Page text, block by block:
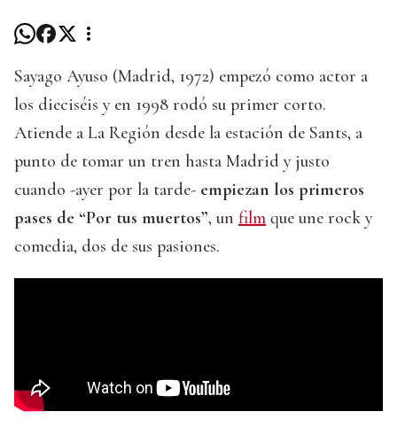
Sayago Ayuso (Madrid, 1972) empezó como actor a
los dieciséis y en 1998 rodó su primer corto.
Atiende a La Región desde la estación de Sants, a
punto de tomar un tren hasta Madrid y justo
cuando -ayer por la tarde- empiezan los primeros
pases de “Por tus muertos”, un film que une rock y
comedia, dos de sus pasiones.